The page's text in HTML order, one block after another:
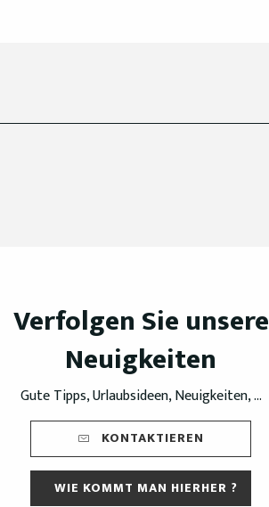
Verfolgen Sie unsere
Neuigkeiten
Gute Tipps, Urlaubsideen, Neuigkeiten, ...
KONTAKTIEREN
WIE KOMMT MAN HIERHER ?